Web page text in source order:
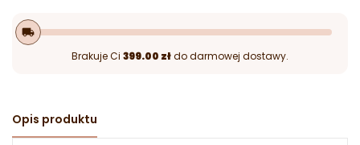
local_shipping
Brakuje Ci 399.00 złdo darmowej dostawy.
Opis produktu